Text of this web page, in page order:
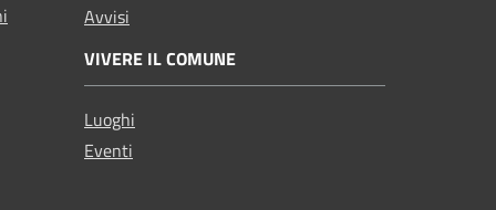
Avvisi
VIVERE IL COMUNE
Luoghi
Eventi